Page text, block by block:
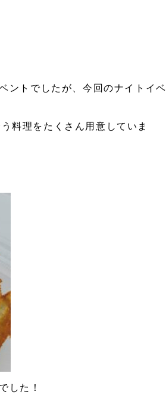
ントでしたが、今回のナイトイベ
料理をたくさん用意していま
した！